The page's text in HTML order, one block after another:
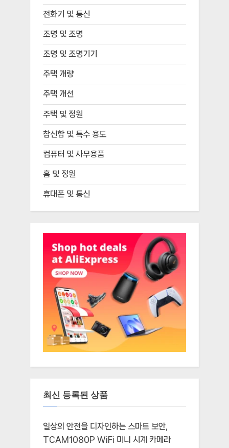
전화기 및 통신
조명 및 조명
조명 및 조명기기
주택 개량
주택 개선
주택 및 정원
참신함 및 특수 용도
컴퓨터 및 사무용품
홈 및 정원
휴대폰 및 통신
최신 등록된 상품
일상의 안전을 디자인하는 스마트 보안,
TCAM1080P WiFi 미니 시계 카메라